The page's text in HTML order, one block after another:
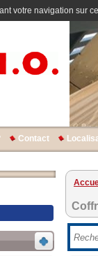
votre navigation sur
Contact